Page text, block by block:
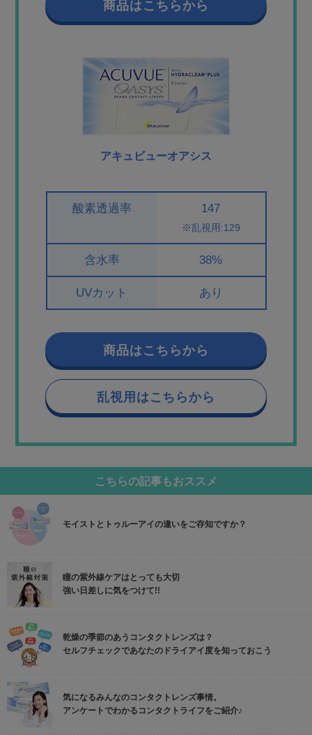
商品はこちらから
アキュビューオアシス
酸素透過率 147
※乱視用:129
含水率 38%
UVカット あり
商品はこちらから
乱視用はこちらから
こちらの記事もおススメ
モイストとトゥルーアイの違いをご存知ですか？
瞳の紫外線ケアはとっても大切
強い日差しに気をつけて!!
乾燥の季節のあうコンタクトレンズは？
セルフチェックであなたのドライアイ度を知っておこう
気になるみんなのコンタクトレンズ事情。
アンケートでわかるコンタクトライフをご紹介♪